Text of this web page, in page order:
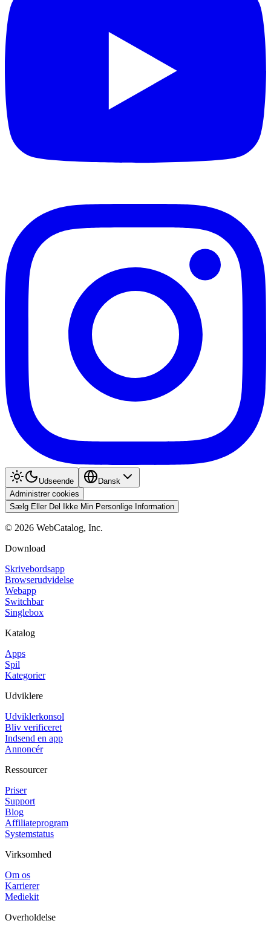
Udseende
Dansk
Administrer cookies
Sælg Eller Del Ikke Min Personlige Information
© 2026 WebCatalog, Inc.
Download
Skrivebordsapp
Browserudvidelse
Webapp
Switchbar
Singlebox
Katalog
Apps
Spil
Kategorier
Udviklere
Udviklerkonsol
Bliv verificeret
Indsend en app
Annoncér
Ressourcer
Priser
Support
Blog
Affiliateprogram
Systemstatus
Virksomhed
Om os
Karrierer
Mediekit
Overholdelse